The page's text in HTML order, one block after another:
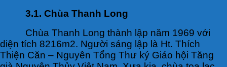
3.1. Chùa Thanh Long
Chùa Thanh Long thành lập năm 1969 với
diện tích 8216m2. Người sáng lập là Ht. Thích
Thiện Căn – Nguyên Tổng Thư ký Giáo hội Tăng